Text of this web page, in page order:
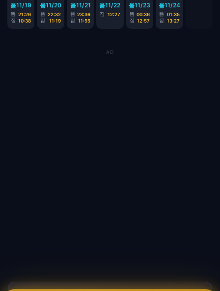
음11/19
뜸 21:26
짐 10:38
음11/20
뜸 22:32
짐
11:19
음11/21
뜸 23:36
짐
11:55
음11/22
짐 12:27
음11/23
뜸 00:36
짐 12:57
음11/24
뜸
01:35
짐
13:27
AD